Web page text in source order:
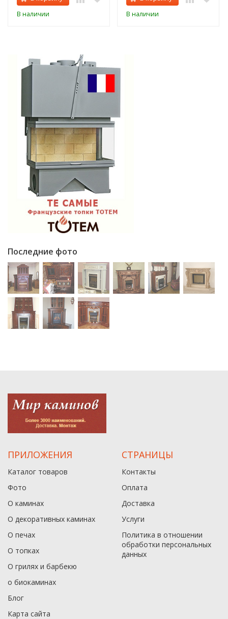
В наличии В наличии
Последние фото
ПРИЛОЖЕНИЯ
Каталог товаров
Фото
О каминах
О декоративных каминах
О печах
О топках
О грилях и барбекю
о биокаминах
Блог
Карта сайта
СТРАНИЦЫ
Контакты
Оплата
Доставка
Услуги
Политика в отношении
обработки персональных
данныx